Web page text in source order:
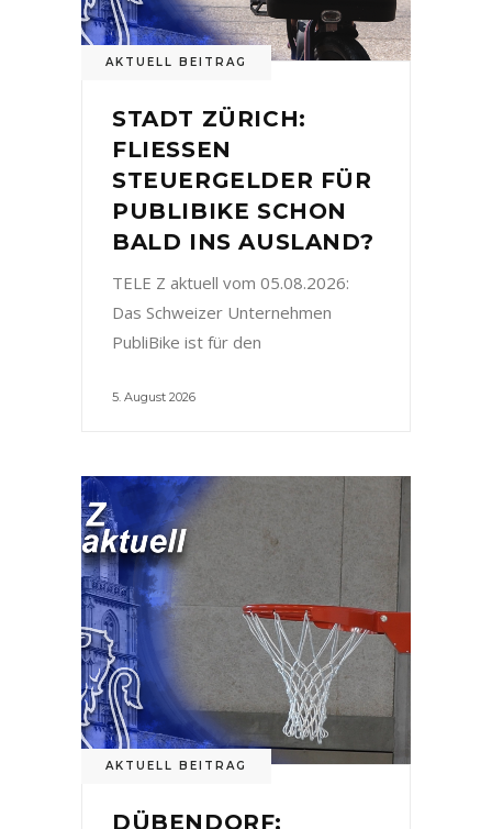
AKTUELL BEITRAG
STADT ZÜRICH:
FLIESSEN
STEUERGELDER FÜR
PUBLIBIKE SCHON
BALD INS AUSLAND?
TELE Z aktuell vom 05.08.2026:
Das Schweizer Unternehmen
PubliBike ist für den
5. August 2026
AKTUELL BEITRAG
DÜBENDORF: